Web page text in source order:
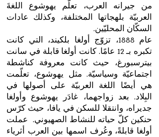
من جيرانه العرب، تعلّم يهوشوع اللغةَ
العربيّة بلهجاتها المختلفة، وكذلك عادات
السكّان المحليّين.
عام 1888، تزوّج أولغا بلكيند، التي كانت
تكبره بـ 12 عامًا. كانت أولغا قابلة في سانت
بيترسبورغ، حيث كانت معروفة كناشطة
اجتماعيّة وسياسيّة. مثل يهوشوع، تعلّمت
هي أيضًا اللغة العربيّة على أصولها في
البِلاد. بعد زواجهما، غادَر يهوشوع وأولغا
جديراه، وانتقلا للسكن في يافا، حيث كرّس
حنكين كلّ حياته للنشاط الصهيوني. عملت
أولغا قابلةً، وعُرف اسمها بين العرب أثرياء